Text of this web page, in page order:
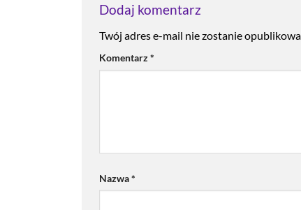
Dodaj komentarz
Twój adres e-mail nie zostanie
Komentarz*
Nazwa*